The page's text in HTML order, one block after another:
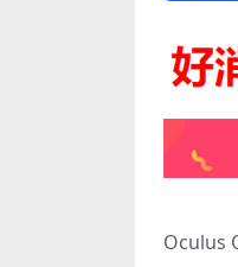
Oculus